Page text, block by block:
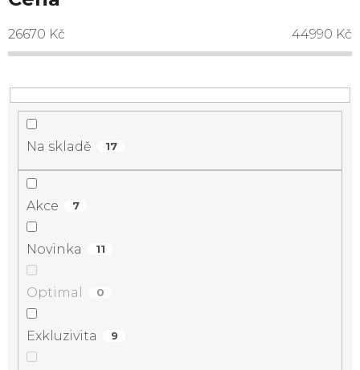
26670 Kč 44990 Kč
Na skladě 17
Akce 7
Novinka 11
Optimal 0
Exkluzivita 9